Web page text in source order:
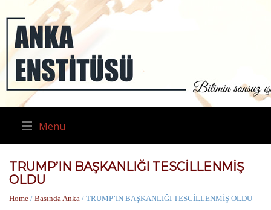
Menu
TRUMP’IN BAŞKANLIĞI TESCİLLENMİŞ
OLDU
Home / Basında Anka / TRUMP’IN BAŞKANLIĞI TESCİLLENMİŞ OLDU